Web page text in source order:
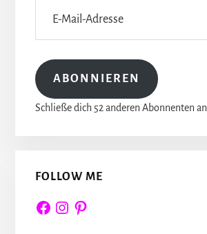
Mail-
Adresse
ABONNIEREN
Schließe dich 52 anderen Abonnenten an
FOLLOW ME
FacebookInstagram
Pinterest